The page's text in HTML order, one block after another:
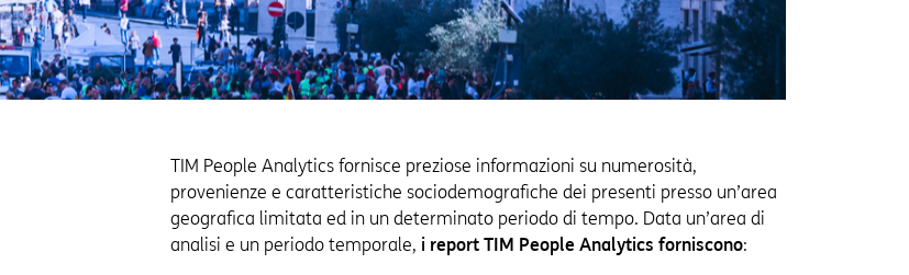
TIM People Analytics fornisce preziose informazioni su numerosità,
provenienze e caratteristiche sociodemografiche dei presenti presso un’area
geografica limitata ed in un determinato periodo di tempo. Data un’area di
analisi e un periodo temporale, i report TIM People Analytics forniscono: